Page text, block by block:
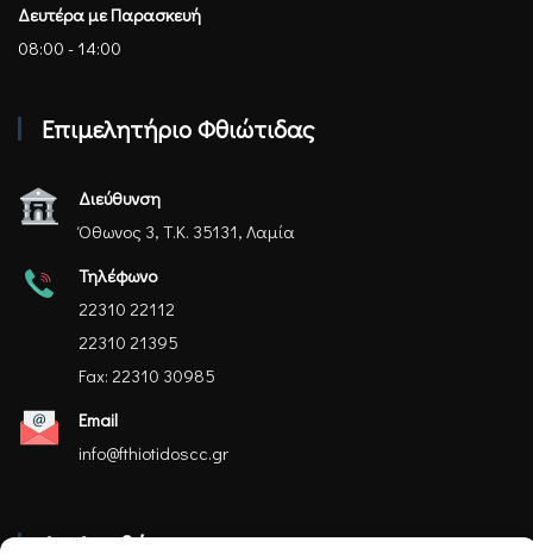
Δευτέρα με Παρασκευή
08:00 - 14:00
Επιμελητήριο Φθιώτιδας
Διεύθυνση
Όθωνος 3, Τ.Κ. 35131, Λαμία
Τηλέφωνο
22310 22112
22310 21395
Fax: 22310 30985
Email
info@fthiotidoscc.gr
Ακολουθήστε μας